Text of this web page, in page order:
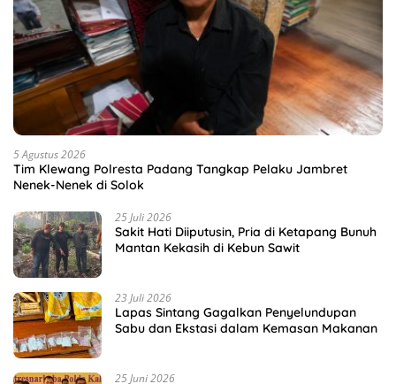
5 Agustus 2026
Tim Klewang Polresta Padang Tangkap Pelaku Jambret
Nenek-Nenek di Solok
25 Juli 2026
Sakit Hati Diiputusin, Pria di Ketapang Bunuh
Mantan Kekasih di Kebun Sawit
23 Juli 2026
Lapas Sintang Gagalkan Penyelundupan
Sabu dan Ekstasi dalam Kemasan Makanan
25 Juni 2026